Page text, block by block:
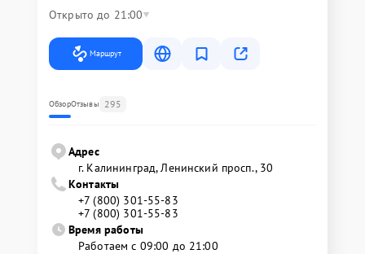
Открыто до 21:00
Маршрут
ОбзорОтзывы 295
Адрес
г. Калининград, Ленинский просп., 30
Контакты
+7 (800) 301-55-83
+7 (800) 301-55-83
Время работы
Работаем с 09:00 до 21:00